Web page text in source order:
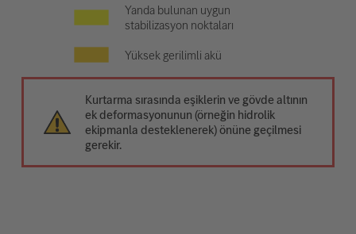
Yanda bulunan uygun
stabilizasyon noktaları
Yüksek gerilimli akü
Kurtarma sırasında eşiklerin ve gövde altının
ek deformasyonunun (örneğin hidrolik
ekipmanla desteklenerek) önüne geçilmesi
gerekir.